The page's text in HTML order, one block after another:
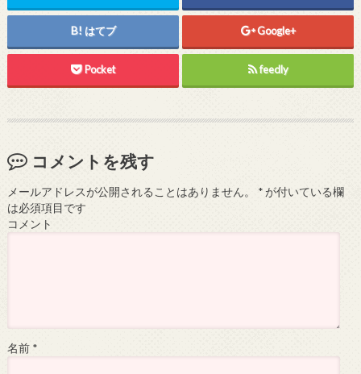
はてブ Google+
Pocket feedly
コメントを残す
メールアドレスが公開されることはありません。 *が付いている欄
は必須項目です
コメント
名前 *